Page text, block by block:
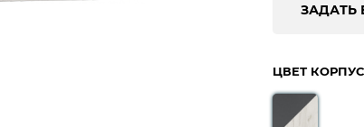
ЗАДАТЬ
ЦВЕТ